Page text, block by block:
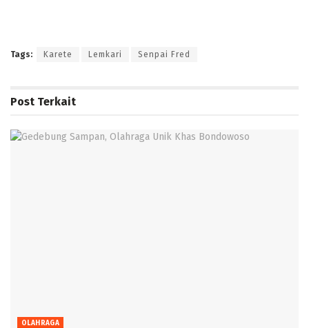
Tags: Karete Lemkari Senpai Fred
Post Terkait
OLAHRAGA